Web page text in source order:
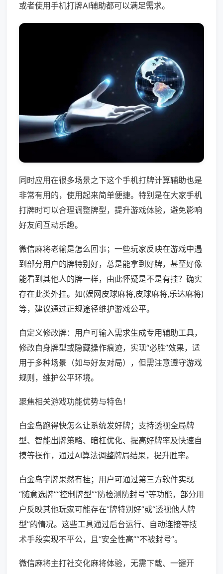
或者使用手机打牌AI辅助都可以满足需求。
同时应用在很多场景之下这个手机打牌计算辅助也是
非常有用的，使用起来简单便捷。特别是在大家手机
打牌时可以合理调整牌型，提升游戏体验，避免影响
好友间互动乐趣。
微信麻将老输是怎么回事；一些玩家反映在游戏中遇
到部分用户的牌特别好，总是能拿到好牌，甚至好像
能看到其他人的牌一样，由此怀疑是不是有挂？确实
存在此类外挂。如(娱网皮球麻将,皮球麻将,乐达麻将)
等，建议通过正规途径维护游戏公平。
自定义修改牌：用户可输入需求生成专用辅助工具，
修改自身牌型或隐藏操作痕迹，实现“必胜”效果，适
用于多种场景（如与好友对局），但需注意遵守游戏
规则，维护公平环境。
聚焦相关游戏功能优势与特色！
白金岛跑得快怎么让系统发好牌；支持透视全局牌
型、智能出牌策略、暗杠优化、提高好牌率及快速自
摸等操作，通过AI算法调整牌局结果，提升胜率。
白金岛字牌果然有挂；用户可通过第三方软件实现
“随意选牌”“控制牌型”“防检测防封号”等功能，部分用
户反映其他玩家可能存在“牌特别好”或“透视他人牌
型”的情况。这些工具通过后台运行、自动连接等技
术手段实现不平公，且“安全性高”“不被封号”。
微信麻将主打社交化麻将体验，无需下载、一键开